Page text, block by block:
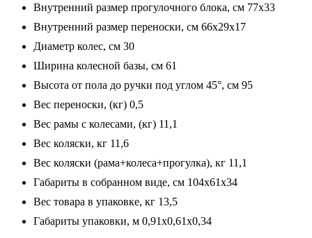
Внутренний размер прогулочного блока, см 77х33
Внутренний размер переноски, см 66х29х17
Диаметр колес, см 30
Ширина колесной базы, см 61
Высота от пола до ручки под углом 45°, см 95
Вес переноски, (кг) 0,5
Вес рамы с колесами, (кг) 11,1
Вес коляски, кг 11,6
Вес коляски (рама+колеса+прогулка), кг 11,1
Габариты в собранном виде, см 104х61х34
Вес товара в упаковке, кг 13,5
Габариты упаковки, м 0,91х0,61х0,34